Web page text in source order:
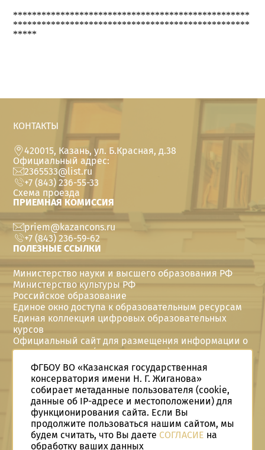
**************************************************
**************************************************
*****
КОНТАКТЫ
420015, Казань, ул. Б.Красная, д.38
Официальный адрес:
2365533@list.ru
+7 (843) 236-55-33
Схема проезда
ПРИЕМНАЯ КОМИССИЯ
priem@kazancons.ru
+7 (843) 236-59-62
ПОЛЕЗНЫЕ ССЫЛКИ
Министерство науки и высшего образования РФ
Министерство культуры РФ
Российское образование
Единое окно доступа к образовательным ресурсам
Единая коллекция цифровых образовательных
курсов
Официальный сайт для размещения информации о
государственных (муниципальных) учреждениях
Политика в отношении персональных данных
Год семьи в Telegram
Год семьи Вконтакте
Год семьи в Одноклассниках
Студенческие конструкторские бюро
СКБ в Telegram
2026Казанская государственная консерватория
имени Н. Г. Жиганова
ФГБОУ ВО «Казанская государственная
консерватория имени Н. Г. Жиганова»
собирает метаданные пользователя (cookie,
данные об IP-адресе и местоположении) для
функционирования сайта. Если Вы
продолжите пользоваться нашим сайтом, мы
будем считать, что Вы даете СОГЛАСИЕ на
обработку ваших данных